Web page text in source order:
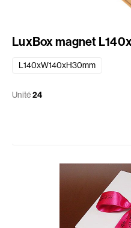
LuxBox magnet
L140xW140xH30mm
Unité24